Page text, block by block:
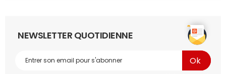
NEWSLETTER QUOTIDIENNE